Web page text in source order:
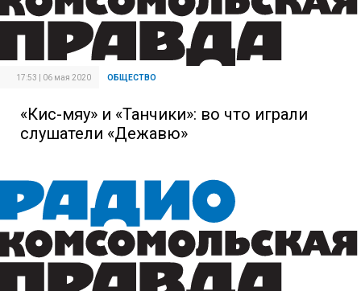
17:53 | 06 мая 2020 ОБЩЕСТВО
«Кис-мяу» и «Танчики»: во что играли
слушатели «Дежавю»